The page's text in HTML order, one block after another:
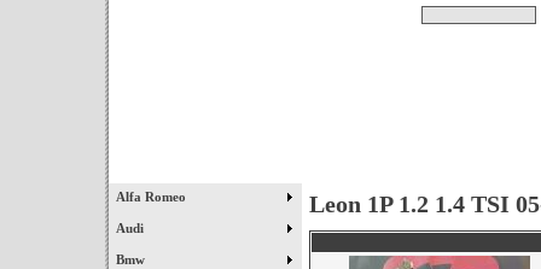
Alfa Romeo
Audi
Bmw
Leon 1P 1.2 1.4 TSI